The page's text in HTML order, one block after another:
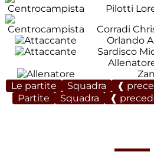
Pilotti
Corradi
Orlando
Sardisco
Le partite
Squadra ❰
Partite
Squadra ❰